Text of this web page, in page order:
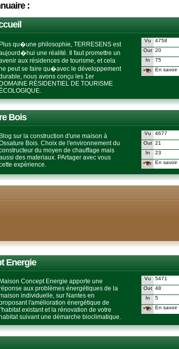
:
Vu
4758
Out 20
In
75
En savoir
Plus qu�une philosophie, TERRESENS est
une réalité. Il faut promettre un
aux résidences de tourisme, et cela
peut se faire qu�avec le développement
nous avons conçu les 1er
DOMAINE RÉSIDENTIEL DE TOURISME
ÉCOLOGIQUE.
Bois
Vu
4677
Out 21
In
23
En savoir
Blog sur la construction d'une maison à
Bois. Choix de l'environnement du
du moyen de chauffage mais
des materiaux. PArtager avec vous
expèrience.
Energie
Vu
5471
Out 48
In
5
En savoir
Maison Concept Energie apporte une
aux problèmes énergétiques de la
individuelle, sur Nantes en
l'amélioration énergétique de
l'habitat existant et la rénovation de votre
habitat suivant une démarche bioclimatique.